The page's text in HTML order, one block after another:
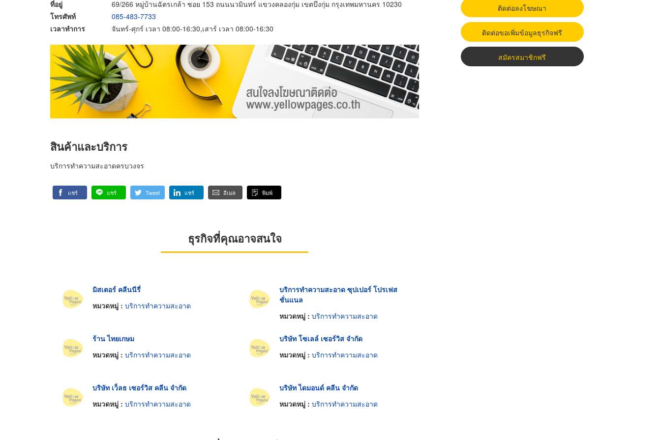
ที่อยู่
69/266 หมู่บ้านฉัตรเกล้า ซอย 153 ถนนนวมินทร์ แขวงคลองกุ่ม เขตบึงกุ่ม กรุงเทพมหานคร 10230
โทรศัพท์
085-483-7733
เวลาทำการ
จันทร์-ศุกร์ เวลา 08:00-16:30,เสาร์ เวลา 08:00-16:30
สินค้าและบริการ
บริการทำความสะอาดครบวงจร
แชร์ แชร์ Tweet แชร์ อีเมล พิมพ์
ธุรกิจที่คุณอาจสนใจ
มิสเตอร์ คลีนนีรี่
หมวดหมู่ : บริการทำความสะอาด
บริการทำความสะอาด ซุปเปอร์ โปรเฟส
ชั่นแนล
หมวดหมู่ : บริการทำความสะอาด
ร้าน ไทยเกษม
หมวดหมู่ : บริการทำความสะอาด
บริษัท โซเลล์ เซอร์วิส จำกัด
หมวดหมู่ : บริการทำความสะอาด
บริษัท เว็ลธ เซอร์วิส คลีน จำกัด
หมวดหมู่ : บริการทำความสะอาด
บริษัท ไดมอนด์ คลีน จำกัด
หมวดหมู่ : บริการทำความสะอาด
ติดต่อลงโฆษณา
ติดต่อขอเพิ่มข้อมูลธุรกิจฟรี
สมัครสมาชิกฟรี